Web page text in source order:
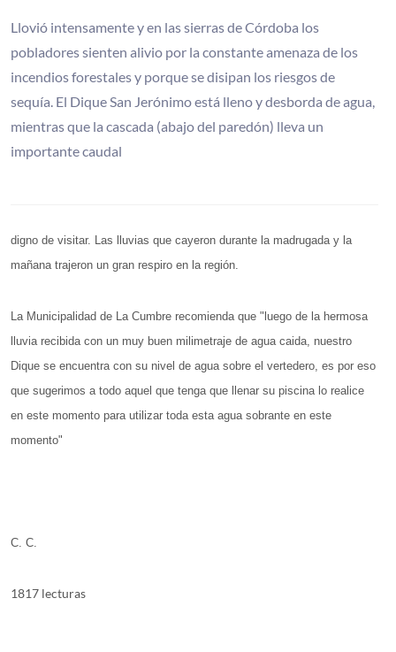
Llovió intensamente y en las sierras de Córdoba los
pobladores sienten alivio por la constante amenaza de los
incendios forestales y porque se disipan los riesgos de
sequía. El Dique San Jerónimo está lleno y desborda de agua,
mientras que la cascada (abajo del paredón) lleva un
importante caudal
digno de visitar. Las lluvias que cayeron durante la madrugada y la
mañana trajeron un gran respiro en la región.
La Municipalidad de La Cumbre recomienda que "luego de la hermosa
lluvia recibida con un muy buen milimetraje de agua caida, nuestro
Dique se encuentra con su nivel de agua sobre el vertedero, es por eso
que sugerimos a todo aquel que tenga que llenar su piscina lo realice
en este momento para utilizar toda esta agua sobrante en este
momento"
C. C.
1817 lecturas